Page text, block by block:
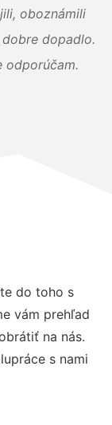
oboznámili
dopadlo.
odporúčam.
do toho s
vám prehľad
na nás.
s nami